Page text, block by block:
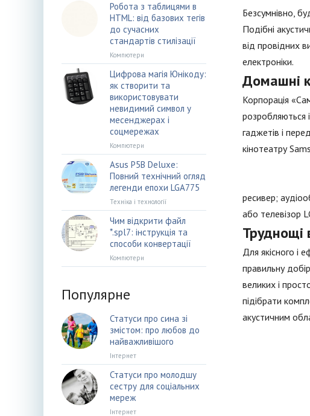
Безсумнівно,
Подібні
від провідних
електроніки.
Домашні
Корпорація
розробляються
гаджетів і
кінотеатру
ресивер;
або телевізор
Труднощі
Для якісного і
правильну
великих і
підібрати
акустичним
Робота з таблицями в
HTML: від базових тегів
до сучасних
стандартів стилізації
Компютери
Цифрова магія Юнікоду:
як створити та
використовувати
невидимий символ у
месенджерах і
соцмережах
Компютери
Asus P5B Deluxe:
Повний технічний огляд
легенди епохи LGA775
Техніка і технології
Чим відкрити файл
*.spl7: інструкція та
способи конвертації
Компютери
Популярне
Статуси про сина зі
змістом: про любов до
найважливішого
Інтернет
Статуси про молодшу
сестру для соціальних
мереж
Інтернет